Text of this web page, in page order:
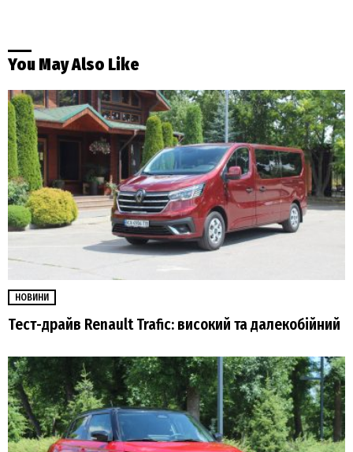
You May Also Like
НОВИНИ
Тест-драйв Renault Trafic: високий та далекобійний